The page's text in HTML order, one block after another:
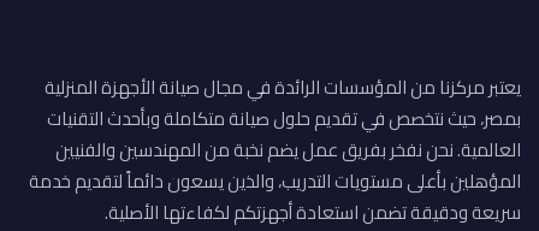
يعتبر مركزنا من المؤسسات الرائدة في مجال صيانة الأجهزة المنزلية
بمصر، حيث نتخصص في تقديم حلول صيانة متكاملة وبأحدث التقنيات
العالمية. نحن نفخر بفريق عمل يضم نخبة من المهندسين والفنيين
المؤهلين بأعلى مستويات التدريب، والذين يسعون دائماً لتقديم خدمة
سريعة ودقيقة تضمن استعادة أجهزتكم لكفاءتها الأصلية.